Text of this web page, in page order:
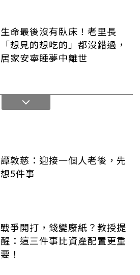
生命最後沒有臥床！老里長
「想見的想吃的」都沒錯過，
居家安寧睡夢中離世
譚敦慈：迎接一個人老後，先
想5件事
戰爭開打，錢變廢紙？教授提
醒：這三件事比資產配置更重
要！